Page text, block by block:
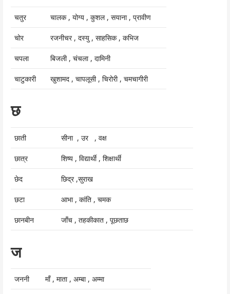
चतुर चालक , योग्य , कुशल , सयाना , प्रावीण
चोर रजनीचर , दस्यु , साहसिक , कभिज
चपला बिजली , चंचला , दामिनी
चाटुकारी खुशामद , चापलूसी , चिरोरी , चमचागीरी
छ
छाती सीना , उर , वक्ष
छात्र शिष्य , विद्यार्थी , शिक्षार्थी
छेद छिद्र ,सुराख
छटा आभा , कांति , चमक
छानबीन जाँच , तहकीकात , पूछताछ
ज
जननी माँ , माता , अम्बा , अम्मा